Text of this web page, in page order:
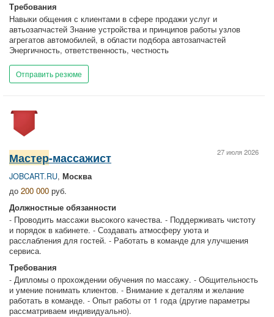
Требования
Навыки общения с клиентами в сфере продажи услуг и
автьозапчастей Знание устройства и принципов работы узлов
агрегатов автомобилей, в области подбора автозапчастей
Энергичность, ответственность, честность
Отправить резюме
27 июля 2026
Мастер-массажист
JOBCART.RU, Москва
до 200 000 руб.
Должностные обязанности
- Проводить массажи высокого качества. - Поддерживать чистоту
и порядок в кабинете. - Создавать атмосферу уюта и
расслабления для гостей. - Работать в команде для улучшения
сервиса.
Требования
- Дипломы о прохождении обучения по массажу. - Общительность
и умение понимать клиентов. - Внимание к деталям и желание
работать в команде. - Опыт работы от 1 года (другие параметры
рассматриваем индивидуально).